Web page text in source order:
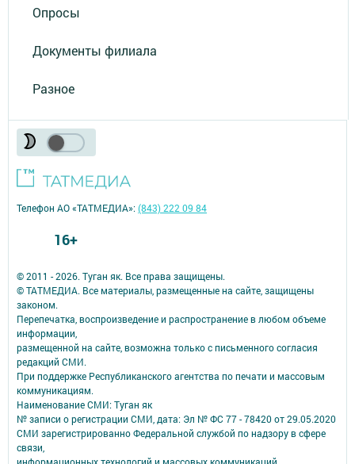
Опросы
Документы филиала
Разное
© 2011 - 2026. Туган як. Все права защищены.
© ТАТМЕДИА. Все материалы, размещенные на сайте, защищены
законом.
Перепечатка, воспроизведение и распространение в любом объеме
информации,
размещенной на сайте, возможна только с письменного согласия
редакций СМИ.
При поддержке Республиканского агентства по печати и массовым
коммуникациям.
Наименование СМИ: Туган як
№ записи о регистрации СМИ, дата: Эл № ФС 77 - 78420 от 29.05.2020
СМИ зарегистрированно Федеральной службой по надзору в сфере
связи,
информационных технологий и массовых коммуникаций
Телефон АО «ТАТМЕДИА»:(843) 222 09 84
16+